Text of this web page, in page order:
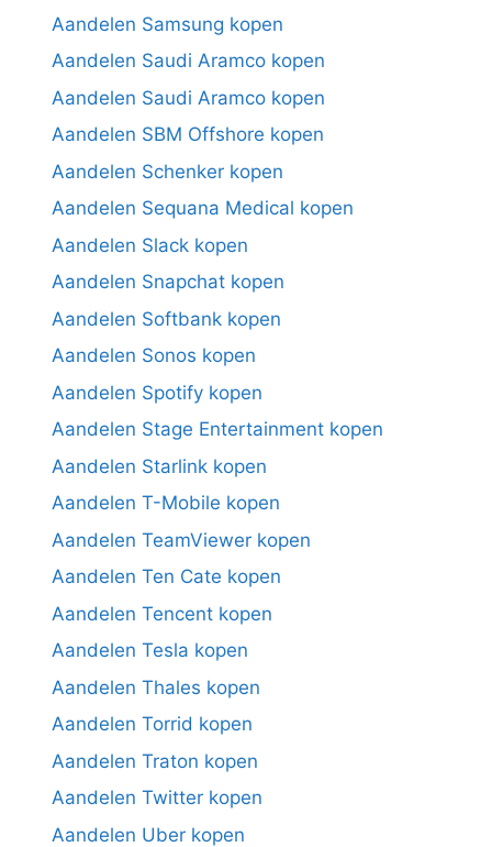
Aandelen Samsung kopen
Aandelen Saudi Aramco kopen
Aandelen Saudi Aramco kopen
Aandelen SBM Offshore kopen
Aandelen Schenker kopen
Aandelen Sequana Medical kopen
Aandelen Slack kopen
Aandelen Snapchat kopen
Aandelen Softbank kopen
Aandelen Sonos kopen
Aandelen Spotify kopen
Aandelen Stage Entertainment kopen
Aandelen Starlink kopen
Aandelen T-Mobile kopen
Aandelen TeamViewer kopen
Aandelen Ten Cate kopen
Aandelen Tencent kopen
Aandelen Tesla kopen
Aandelen Thales kopen
Aandelen Torrid kopen
Aandelen Traton kopen
Aandelen Twitter kopen
Aandelen Uber kopen